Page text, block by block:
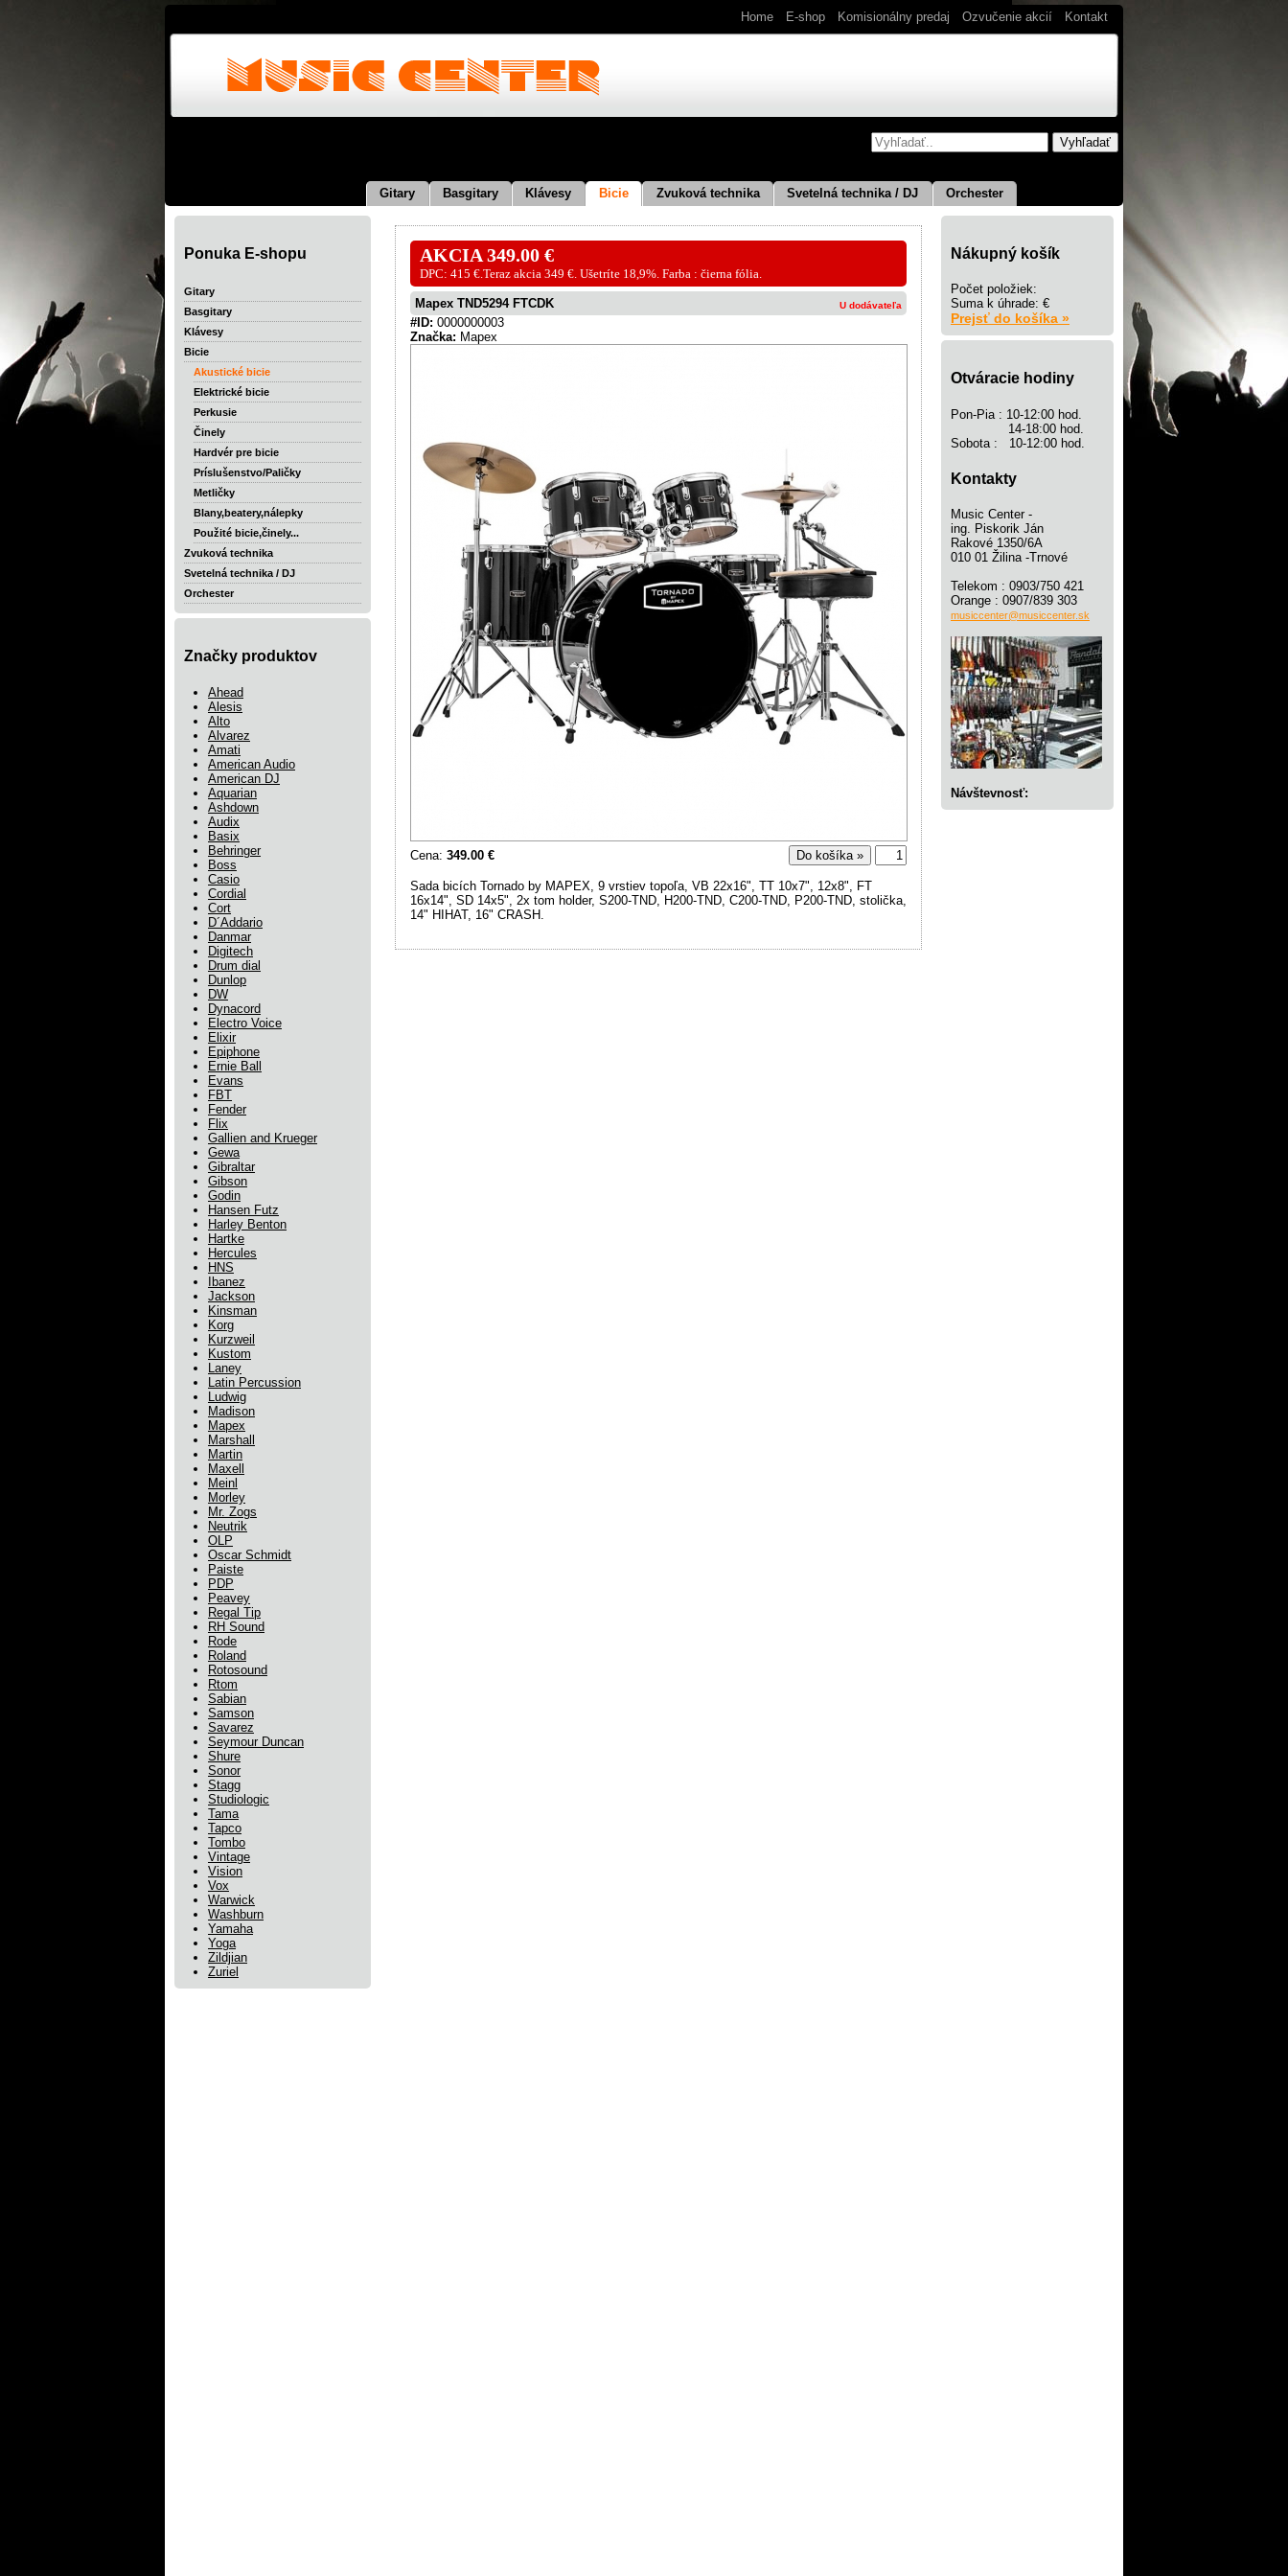
Home E-shop Komisionálny predaj Ozvučenie akcií Kontakt
Gitary Basgitary Klávesy Bicie Zvuková technika Svetelná technika / DJ Orchester
Ponuka E-shopu
Gitary
Basgitary
Klávesy
Bicie
Akustické bicie
Elektrické bicie
Perkusie
Činely
Hardvér pre bicie
Príslušenstvo/Paličky
Metličky
Blany,beatery,nálepky
Použité bicie,činely...
Zvuková technika
Svetelná technika / DJ
Orchester
Značky produktov
Ahead
Alesis
Alto
Alvarez
Amati
American Audio
American DJ
Aquarian
Ashdown
Audix
Basix
Behringer
Boss
Casio
Cordial
Cort
D´Addario
Danmar
Digitech
Drum dial
Dunlop
DW
Dynacord
Electro Voice
Elixir
Epiphone
Ernie Ball
Evans
FBT
Fender
Flix
Gallien and Krueger
Gewa
Gibraltar
Gibson
Godin
Hansen Futz
Harley Benton
Hartke
Hercules
HNS
Ibanez
Jackson
Kinsman
Korg
Kurzweil
Kustom
Laney
Latin Percussion
Ludwig
Madison
Mapex
Marshall
Martin
Maxell
Meinl
Morley
Mr. Zogs
Neutrik
OLP
Oscar Schmidt
Paiste
PDP
Peavey
Regal Tip
RH Sound
Rode
Roland
Rotosound
Rtom
Sabian
Samson
Savarez
Seymour Duncan
Shure
Sonor
Stagg
Studiologic
Tama
Tapco
Tombo
Vintage
Vision
Vox
Warwick
Washburn
Yamaha
Yoga
Zildjian
Zuriel
AKCIA 349.00 €
DPC: 415 €.Teraz akcia 349 €. Ušetríte 18,9%. Farba : čierna fólia.
Mapex TND5294 FTCDK U dodávateľa
#ID: 0000000003
Značka: Mapex
Cena: 349.00 €
Sada bicích Tornado by MAPEX, 9 vrstiev topoľa, VB 22x16", TT 10x7", 12x8", FT
16x14", SD 14x5", 2x tom holder, S200-TND, H200-TND, C200-TND, P200-TND, stolička,
14" HIHAT, 16" CRASH.
Nákupný košík
Počet položiek:
Suma k úhrade: €
Prejsť do košíka »
Otváracie hodiny
Pon-Pia : 10-12:00 hod.
14-18:00 hod.
Sobota : 10-12:00 hod.
Kontakty
Music Center -
ing. Piskorik Ján
Rakové 1350/6A
010 01 Žilina -Trnové
Telekom : 0903/750 421
Orange : 0907/839 303
musiccenter@musiccenter.sk
Návštevnosť: